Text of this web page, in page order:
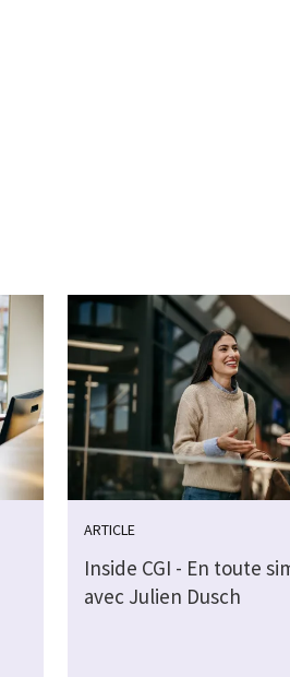
ARTICLE
Inside CGI - En toute
avec Julien Dusch